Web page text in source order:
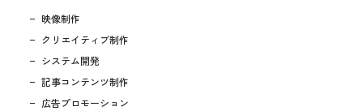
映像制作
クリエイティブ制作
システム開発
記事コンテンツ制作
広告プロモーション